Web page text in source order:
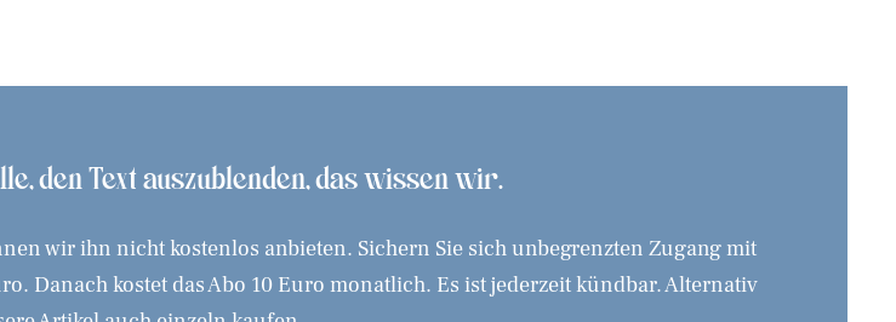
den Text auszublenden, das wissen wir.
wir ihn nicht kostenlos anbieten. Sichern Sie sich unbegrenzten Zugang mit
Danach kostet das Abo 10 Euro monatlich. Es ist jederzeit kündbar. Alternativ